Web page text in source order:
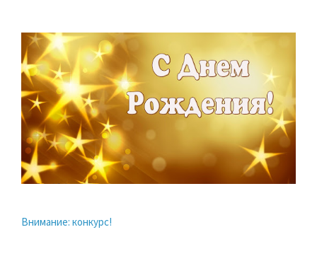
Внимание: конкурс!